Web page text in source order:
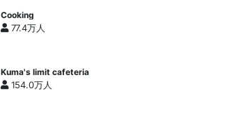
Cooking
77.4万人
Kuma's limit cafeteria
154.0万人